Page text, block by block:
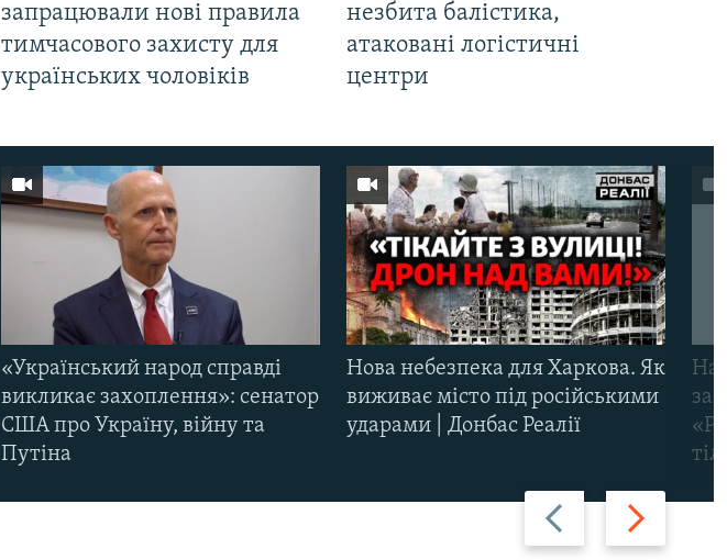
запрацювали нові правила
тимчасового захисту для
українських чоловіків
незбита балістика,
атаковані логістичні
центри
Назад Вперед
«Український народ справді
викликає захоплення»: сенатор
США про Україну, війну та
Путіна
Нова небезпека для Харкова. Як
виживає місто під російськими
ударами | Донбас Реалії